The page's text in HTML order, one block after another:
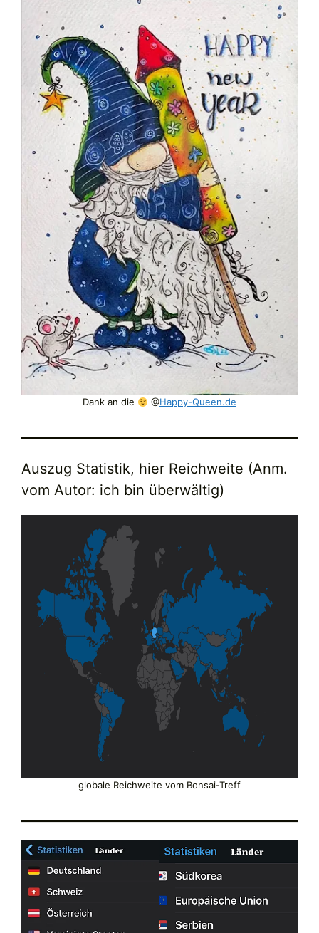
Dank an die @Happy-Queen.de
Auszug Statistik, hier Reichweite (Anm.
vom Autor: ich bin überwältig)
globale Reichweite vom Bonsai-Treff